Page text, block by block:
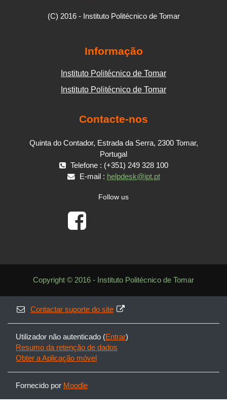
(C) 2016 - Instituto Politécnico de Tomar
Informação
Instituto Politécnico de Tomar
Instituto Politécnico de Tomar
Contacte-nos
Quinta do Contador, Estrada da Serra, 2300 Tomar,
Portugal
Telefone : (+351) 249 328 100
E-mail : helpdesk@ipt.pt
Follow us
Copyright © 2016 - Instituto Politécnico de Tomar
Contactar suporte do site
Utilizador não autenticado (Entrar)
Resumo da retenção de dados
Obter a Aplicação móvel
Fornecido por Moodle